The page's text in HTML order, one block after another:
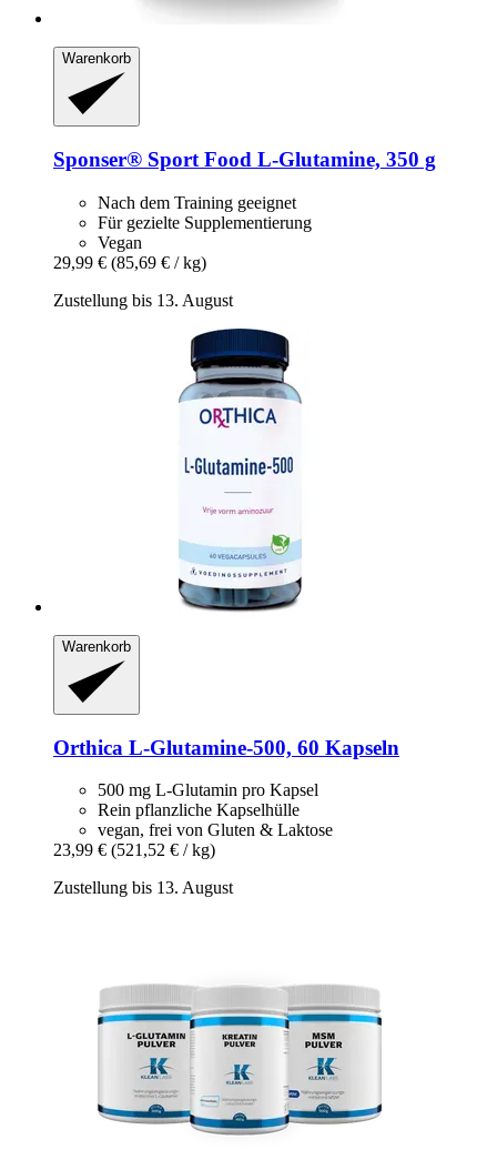
Warenkorb
Sponser® Sport Food L-​Glutamine, 350 g
Nach dem Training geeignet
Für gezielte Supplementierung
Vegan
29,99 € (85,69 € / kg)
Zustellung bis 13. August
Warenkorb
Orthica L-​Glutamine-​500, 60 Kapseln
500 mg L-Glutamin pro Kapsel
Rein pflanzliche Kapselhülle
vegan, frei von Gluten & Laktose
23,99 € (521,52 € / kg)
Zustellung bis 13. August